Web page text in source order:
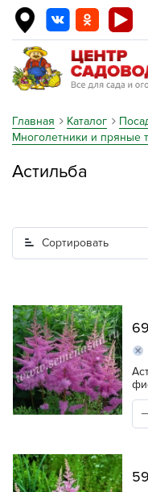
Главная Каталог
Многолетники и пряные
Астильба
Сортировать